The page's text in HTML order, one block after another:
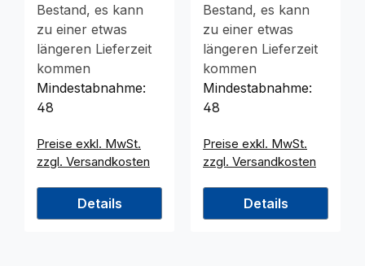
Bestand, es kann
zu einer etwas
längeren Lieferzeit
kommen
Mindestabnahme:
48
Preise exkl. MwSt.
zzgl. Versandkosten
Details
Bestand, es kann
zu einer etwas
längeren Lieferzeit
kommen
Mindestabnahme:
48
Preise exkl. MwSt.
zzgl. Versandkosten
Details